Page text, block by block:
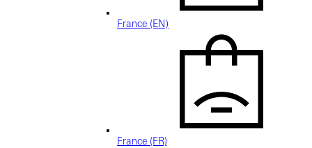
France (EN)
France (FR)